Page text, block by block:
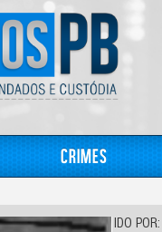
Crimes
CONHECIDO POR: